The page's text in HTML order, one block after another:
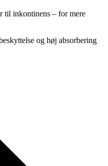
til inkontinens – for mere
og høj absorbering